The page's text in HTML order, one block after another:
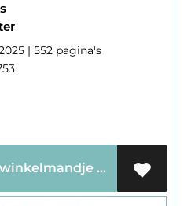
| 552 pagina's
Voeg toe aan mijn winkelmandje